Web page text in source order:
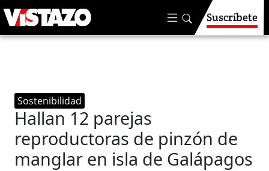
Suscríbete
Sostenibilidad
Hallan 12 parejas
reproductoras de pinzón de
manglar en isla de Galápagos